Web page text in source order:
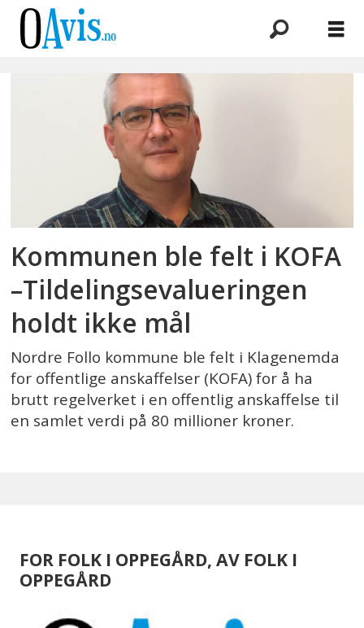
Kommunen ble felt i KOFA
–Tildelingsevalueringen
holdt ikke mål
Nordre Follo kommune ble felt i Klagenemda
for offentlige anskaffelser (KOFA) for å ha
brutt regelverket i en offentlig anskaffelse til
en samlet verdi på 80 millioner kroner.
FOR FOLK I OPPEGÅRD, AV FOLK I
OPPEGÅRD